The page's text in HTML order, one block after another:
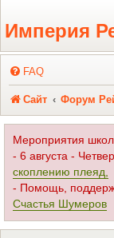
Регистрация
Империя
FAQ
Сайт Форум
Мероприятия
- 6 августа -
скоплению плеяд,
- Помощь,
Счастья Шумеров